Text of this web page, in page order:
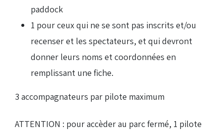
paddock
1 pour ceux qui ne se sont pas inscrits et/ou
recenser et les spectateurs, et qui devront
donner leurs noms et coordonnées en
remplissant une fiche.
3 accompagnateurs par pilote maximum
ATTENTION : pour accèder au parc fermé, 1 pilote
Droits de piste